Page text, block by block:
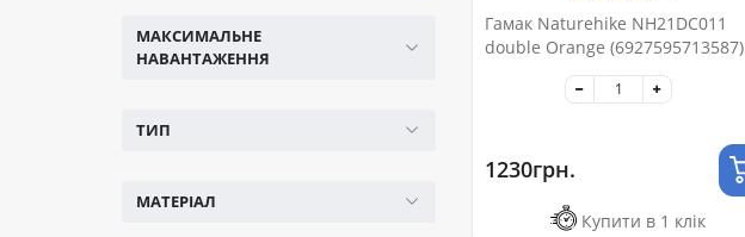
МАКСИМАЛЬНЕ
НАВАНТАЖЕННЯ
ТИП
МАТЕРІАЛ
Гамак Naturehike NH21DC011
double Orange (6927595713587)
1230грн.
Купити в 1 клік